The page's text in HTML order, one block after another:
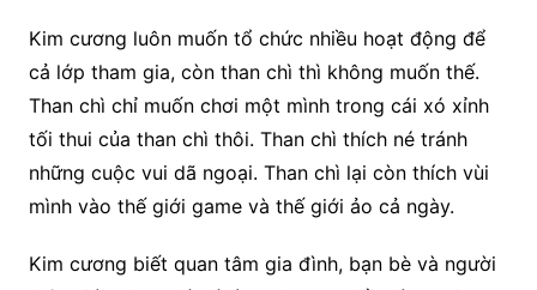
Kim cương luôn muốn tổ chức nhiều hoạt động để
cả lớp tham gia, còn than chì thì không muốn thế.
Than chì chỉ muốn chơi một mình trong cái xó xỉnh
tối thui của than chì thôi. Than chì thích né tránh
những cuộc vui dã ngoại. Than chì lại còn thích vùi
mình vào thế giới game và thế giới ảo cả ngày.
Kim cương biết quan tâm gia đình, bạn bè và người